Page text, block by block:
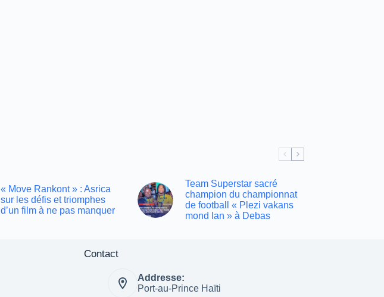
« Move Rankont » : Asrica
sur les défis et triomphes
d’un film à ne pas manquer
Team Superstar sacré
champion du championnat
de football « Plezi vakans
mond lan » à Debas
Contact
Addresse:
Port-au-Prince Haïti